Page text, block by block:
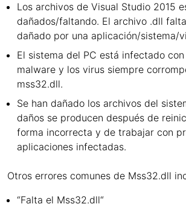
Los archivos de Visual Studio 2015
dañados/faltando. El archivo .dll
dañado por una aplicación/sistema/
El sistema del PC está infectado
malware y los virus siempre
mss32.dll.
Se han dañado los archivos del
daños se producen después de
forma incorrecta y de trabajar con
aplicaciones infectadas.
Otros errores comunes de Mss32.dll
“Falta el Mss32.dll“